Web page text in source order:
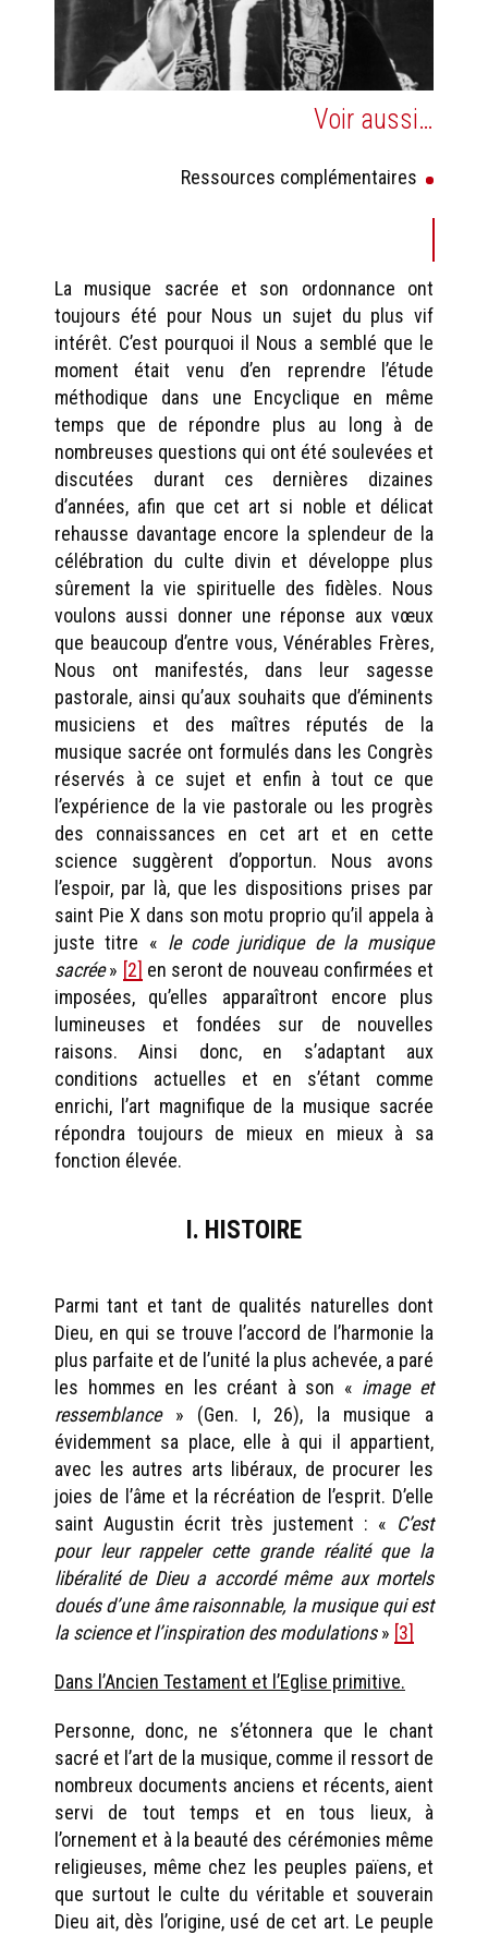
Voir aussi…
Ressources complémentaires
La musique sacrée et son ordonnance ont
toujours été pour Nous un sujet du plus vif
intérêt. C’est pourquoi il Nous a semblé que le
moment était venu d’en reprendre l’étude
méthodique dans une Encyclique en même
temps que de répondre plus au long à de
nombreuses questions qui ont été soulevées et
discutées durant ces dernières dizaines
d’années, afin que cet art si noble et délicat
rehausse davantage encore la splendeur de la
célébration du culte divin et développe plus
sûrement la vie spirituelle des fidèles. Nous
voulons aussi donner une réponse aux vœux
que beaucoup d’entre vous, Vénérables Frères,
Nous ont manifestés, dans leur sagesse
pastorale, ainsi qu’aux souhaits que d’éminents
musiciens et des maîtres réputés de la
musique sacrée ont formulés dans les Congrès
réservés à ce sujet et enfin à tout ce que
l’expérience de la vie pastorale ou les progrès
des connaissances en cet art et en cette
science suggèrent d’opportun. Nous avons
l’espoir, par là, que les dispositions prises par
saint Pie X dans son motu proprio qu’il appela à
juste titre « le code juridique de la musique
sacrée» [2] en seront de nouveau confirmées et
imposées, qu’elles apparaîtront encore plus
lumineuses et fondées sur de nouvelles
raisons. Ainsi donc, en s’adaptant aux
conditions actuelles et en s’étant comme
enrichi, l’art magnifique de la musique sacrée
répondra toujours de mieux en mieux à sa
fonction élevée.
I. HISTOIRE
Parmi tant et tant de qualités naturelles dont
Dieu, en qui se trouve l’accord de l’harmonie la
plus parfaite et de l’unité la plus achevée, a paré
les hommes en les créant à son « image et
ressemblance » (Gen. I, 26), la musique a
évidemment sa place, elle à qui il appartient,
avec les autres arts libéraux, de procurer les
joies de l’âme et la récréation de l’esprit. D’elle
saint Augustin écrit très justement : « C’est
pour leur rappeler cette grande réalité que la
libéralité de Dieu a accordé même aux mortels
doués d’une âme raisonnable, la musique qui est
la science et l’inspiration des modulations» [3]
Dans l’Ancien Testament et l’Eglise primitive.
Personne, donc, ne s’étonnera que le chant
sacré et l’art de la musique, comme il ressort de
nombreux documents anciens et récents, aient
servi de tout temps et en tous lieux, à
l’ornement et à la beauté des cérémonies même
religieuses, même chez les peuples païens, et
que surtout le culte du véritable et souverain
Dieu ait, dès l’origine, usé de cet art. Le peuple